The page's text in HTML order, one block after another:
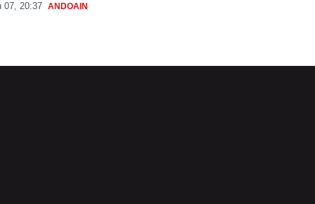
07, 20:37 ANDOAIN